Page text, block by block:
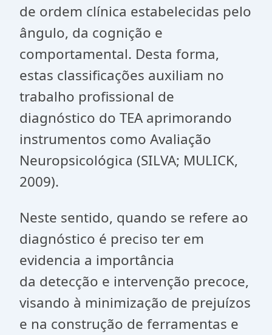
de ordem clínica estabelecidas pelo
ângulo, da cognição e
comportamental. Desta forma,
estas classificações auxiliam no
trabalho profissional de
diagnóstico do TEA aprimorando
instrumentos como Avaliação
Neuropsicológica (SILVA; MULICK,
2009).
Neste sentido, quando se refere ao
diagnóstico é preciso ter em
evidencia a importância
da detecção e intervenção precoce,
visando à minimização de prejuízos
e na construção de ferramentas e